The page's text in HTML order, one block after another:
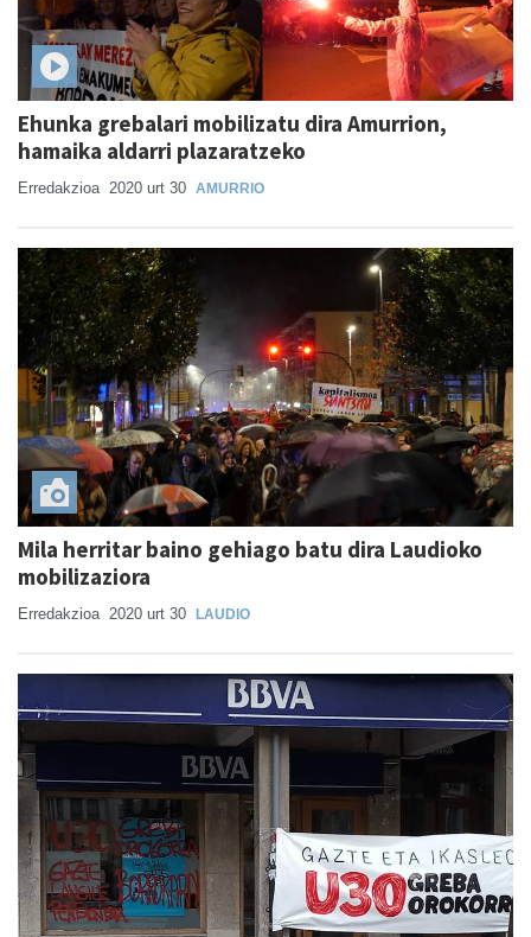
Ehunka grebalari mobilizatu dira Amurrion,
hamaika aldarri plazaratzeko
Erredakzioa 2020 urt 30 AMURRIO
Mila herritar baino gehiago batu dira Laudioko
mobilizaziora
Erredakzioa 2020 urt 30 LAUDIO